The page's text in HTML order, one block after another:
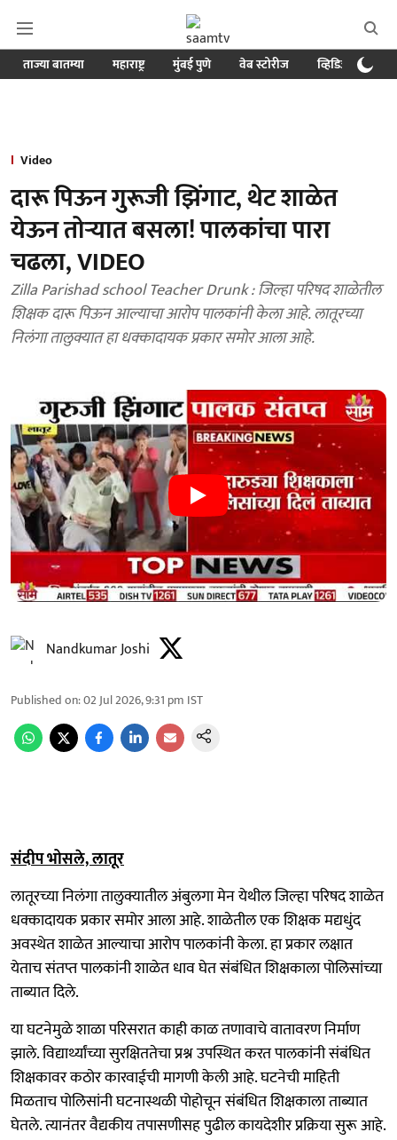
ताज्या बातम्या महाराष्ट्र मुंबई पुणे वेब स्टोरीज व्हिडिओ
Video
दारू पिऊन गुरूजी झिंगाट, थेट शाळेत
येऊन तोऱ्यात बसला! पालकांचा पारा
चढला, VIDEO
Zilla Parishad school Teacher Drunk : जिल्हा परिषद शाळेतील
शिक्षक दारू पिऊन आल्याचा आरोप पालकांनी केला आहे. लातूरच्या
निलंगा तालुक्यात हा धक्कादायक प्रकार समोर आला आहे.
Nandkumar Joshi
Published on:02 Jul 2026, 9:31 pm IST
संदीप भोसले, लातूर
लातूरच्या निलंगा तालुक्यातील अंबुलगा मेन येथील जिल्हा परिषद शाळेत
धक्कादायक प्रकार समोर आला आहे. शाळेतील एक शिक्षक मद्यधुंद
अवस्थेत शाळेत आल्याचा आरोप पालकांनी केला. हा प्रकार लक्षात
येताच संतप्त पालकांनी शाळेत धाव घेत संबंधित शिक्षकाला पोलिसांच्या
ताब्यात दिले.
या घटनेमुळे शाळा परिसरात काही काळ तणावाचे वातावरण निर्माण
झाले. विद्यार्थ्यांच्या सुरक्षिततेचा प्रश्न उपस्थित करत पालकांनी संबंधित
शिक्षकावर कठोर कारवाईची मागणी केली आहे. घटनेची माहिती
मिळताच पोलिसांनी घटनास्थळी पोहोचून संबंधित शिक्षकाला ताब्यात
घेतले. त्यानंतर वैद्यकीय तपासणीसह पुढील कायदेशीर प्रक्रिया सुरू आहे.